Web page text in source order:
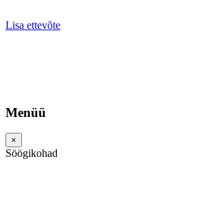
Lisa ettevõte
Menüü
×
Söögikohad